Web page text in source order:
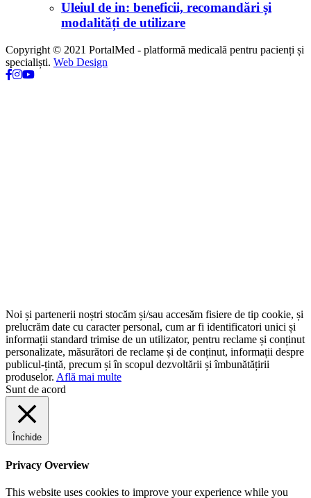
Uleiul de in: beneficii, recomandări și
modalități de utilizare
Copyright © 2021 PortalMed - platformă medicală pentru pacienți și
specialiști. Web Design
Noi și partenerii noștri stocăm și/sau accesăm fisiere de tip cookie, și
prelucrăm date cu caracter personal, cum ar fi identificatori unici și
informații standard trimise de un utilizator, pentru reclame și conținut
personalizate, măsurători de reclame și de conținut, informații despre
publicul-țintă, precum și în scopul dezvoltării și îmbunătățirii
produselor. Află mai multe
Sunt de acord
Închide
Privacy Overview
This website uses cookies to improve your experience while you